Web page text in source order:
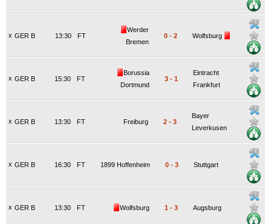
x GER B FT
13:30
Werder
Bremen
0 - 2 Wolfsburg
x GER B FT
15:30
Borussia
Dortmund
3 - 1
Eintracht
Frankfurt
x GER B FT
13:30 Freiburg 2 - 3
Bayer
Leverkusen
x GER B FT
16:30 1899 Hoffenheim 0 - 3 Stuttgart
x GER B FT
13:30 Wolfsburg 1 - 3 Augsburg